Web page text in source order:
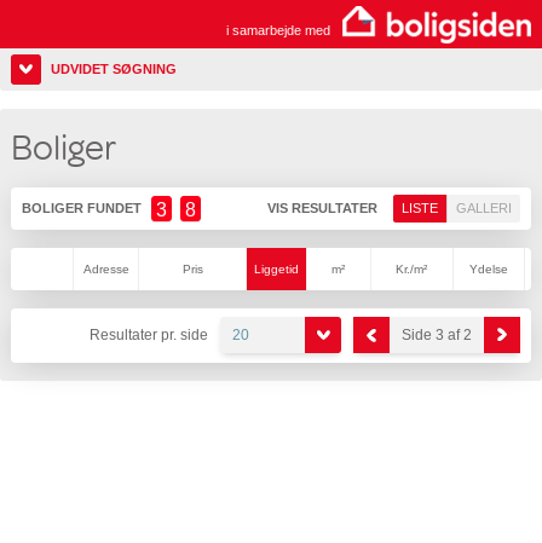
i samarbejde med
UDVIDET SØGNING
Boliger
BOLIGER FUNDET 3 8 VIS RESULTATER LISTE GALLERI
Adresse Pris Liggetid m² Kr./m² Ydelse
Resultater pr. side 20 Side 3 af 2